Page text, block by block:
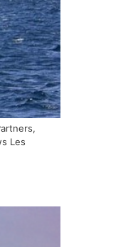
Les